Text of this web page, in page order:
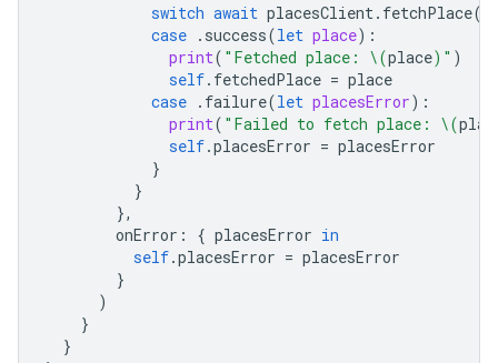
switch await placesClient . fetchPlace(
case . success(let place):
print( "Fetched place: \(place) " )
self. fetchedPlace = place
case . failure(let placesError):
print( "Failed to fetch place: \(
self.placesError = placesError
}
}
},
onError : { placesError in
self.placesError = placesError
}
)
}
}